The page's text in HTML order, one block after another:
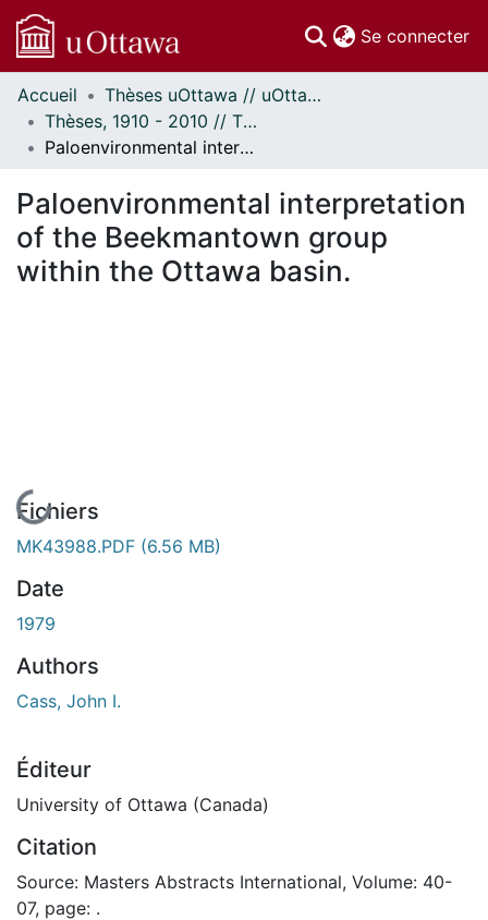
Se connecter
Communautés
et collections
Parcourir
À propos
Accueil
Thèses uOttawa // uOttawa Theses
Thèses, 1910 - 2010 // Theses, 1910 - 2010
Paloenvironmental interpretation of the Beekmantown group within the Ottawa basin.
Paloenvironmental interpretation
of the Beekmantown group
within the Ottawa basin.
En cours de chargement...
Fichiers
MK43988.PDF (6.56 MB)
Date
1979
Authors
Cass, John I.
Éditeur
University of Ottawa (Canada)
Citation
Source: Masters Abstracts International, Volume: 40-
07, page: .